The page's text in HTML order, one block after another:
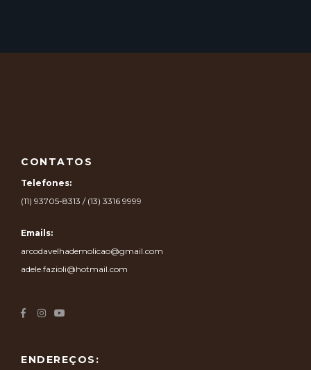
CONTATOS
Telefones:
(11) 93705-8313 / (13) 3316 9999
Emails:
arcodavelhademolicao@gmail.com
adele.fazioli@hotmail.com
ENDEREÇOS: